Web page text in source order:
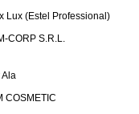
Lux (Estel Professional)
CORP S.R.L.
Ala
COSMETIC